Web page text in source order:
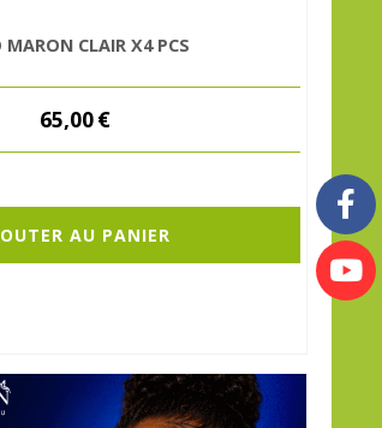
MARON CLAIR X4 PCS
65,00€
AU PANIER